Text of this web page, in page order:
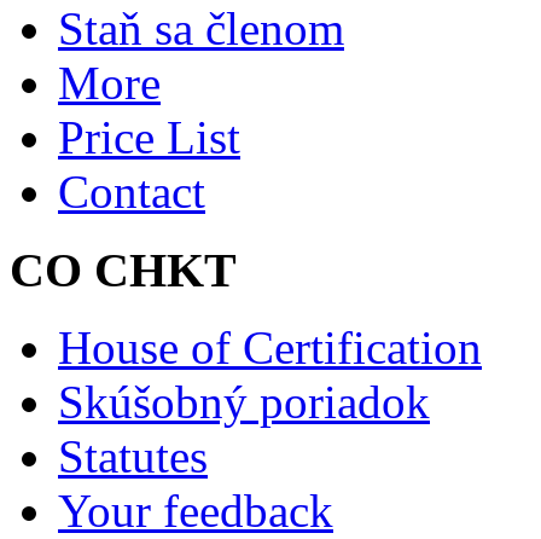
Staň sa členom
More
Price List
Contact
CO CHKT
House of Certification
Skúšobný poriadok
Statutes
Your feedback